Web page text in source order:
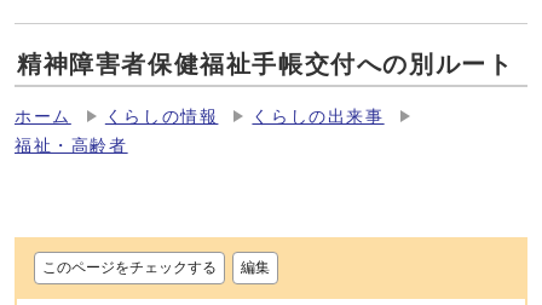
精神障害者保健福祉手帳交付への別ルート
ホーム くらしの情報
くらしの出来事
福祉・高齢者
このページをチェックする 編集